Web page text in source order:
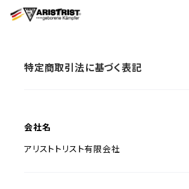
特定商取引法に基づく表記
会社名
アリストトリスト有限会社